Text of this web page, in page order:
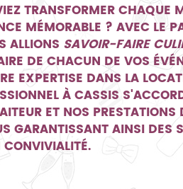
TRANSFORMER CHAQUE
MÉMORABLE ? AVEC LE
ALLIONS SAVOIR-FAIRE
DE CHACUN DE VOS
EXPERTISE DANS LA
À CASSIS
ET NOS PRESTATIONS
GARANTISSANT AINSI DES